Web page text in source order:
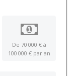
De 70 000 € à
100 000 € par an